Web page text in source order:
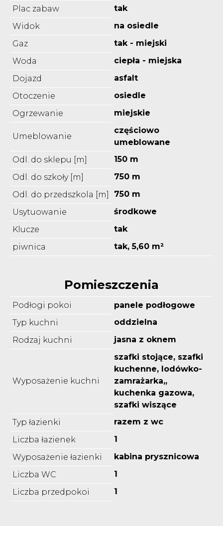
Plac zabaw
tak
Widok
na osiedle
Gaz
tak - miejski
Woda
ciepła - miejska
Dojazd
asfalt
Otoczenie
osiedle
Ogrzewanie
miejskie
Umeblowanie
częściowo
umeblowane
Odl. do sklepu [m]
150 m
Odl. do szkoły [m]
750 m
Odl. do przedszkola [m]
750 m
Usytuowanie
środkowe
Klucze
tak
piwnica
tak, 5,60 m²
Pomieszczenia
Podłogi pokoi
panele podłogowe
Typ kuchni
oddzielna
Rodzaj kuchni
jasna z oknem
Wyposażenie kuchni
szafki stojące, szafki
kuchenne, lodówko-
zamrażarka,,
kuchenka gazowa,
szafki wiszące
Typ łazienki
razem z wc
Liczba łazienek
1
Wyposażenie łazienki
kabina prysznicowa
Liczba WC
1
Liczba przedpokoi
1